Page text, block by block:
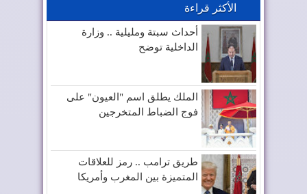
الأكثر قراءة
أحداث سبتة ومليلية .. وزارة
الداخلية توضح
الملك يطلق اسم "العيون" على
فوج الضباط المتخرجين
طريق ترامب .. رمز للعلاقات
المتميزة بين المغرب وأمريكا